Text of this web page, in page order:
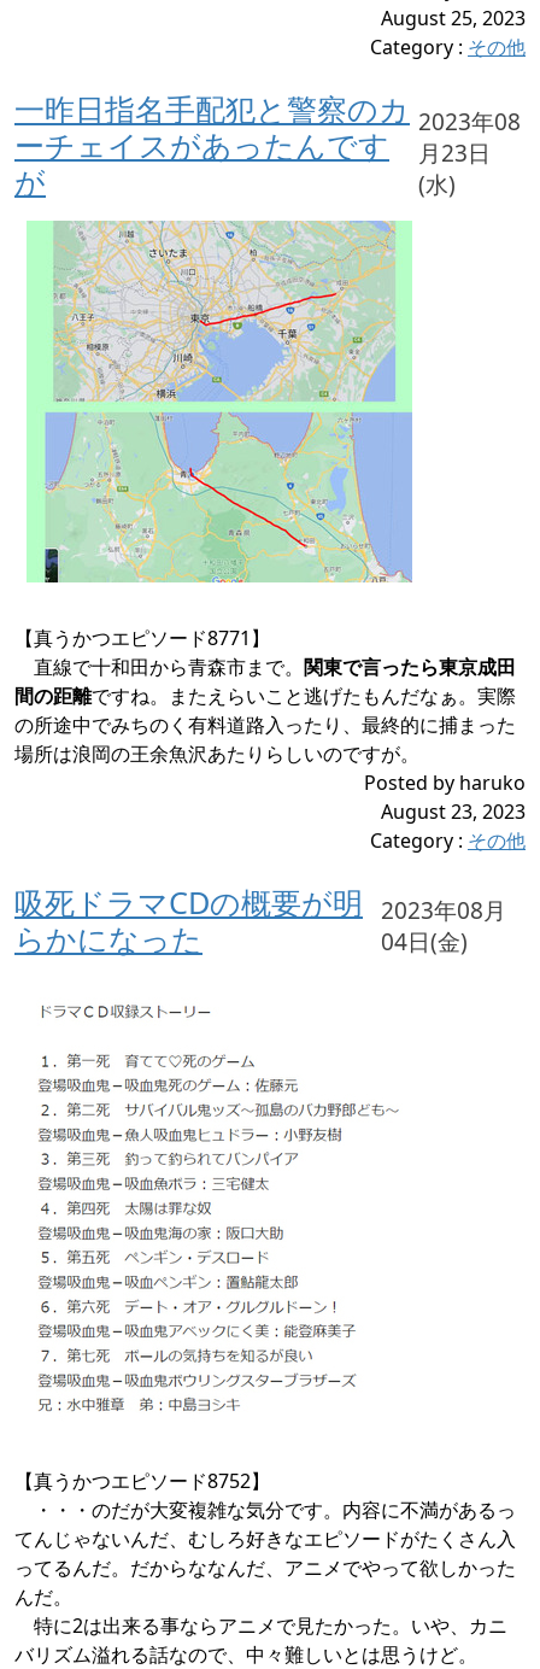
August 25, 2023
Category : その他
一昨日指名手配犯と警察のカ
ーチェイスがあったんです
が
2023年08
月23日
(水)
【真うかつエピソード8771】
直線で十和田から青森市まで。 関東で言ったら東京成田
間の距離ですね。またえらいこと逃げたもんだなぁ。実際
の所途中でみちのく有料道路入ったり、最終的に捕まった
場所は浪岡の王余魚沢あたりらしいのですが。
Posted by haruko
August 23, 2023
Category : その他
吸死ドラマCDの概要が明
らかになった
2023年08月
04日(金)
【真うかつエピソード8752】
・・・のだが大変複雑な気分です。内容に不満があるっ
てんじゃないんだ、むしろ好きなエピソードがたくさん入
ってるんだ。だからななんだ、アニメでやって欲しかった
んだ。
特に2は出来る事ならアニメで見たかった。いや、カニ
バリズム溢れる話なので、中々難しいとは思うけど。